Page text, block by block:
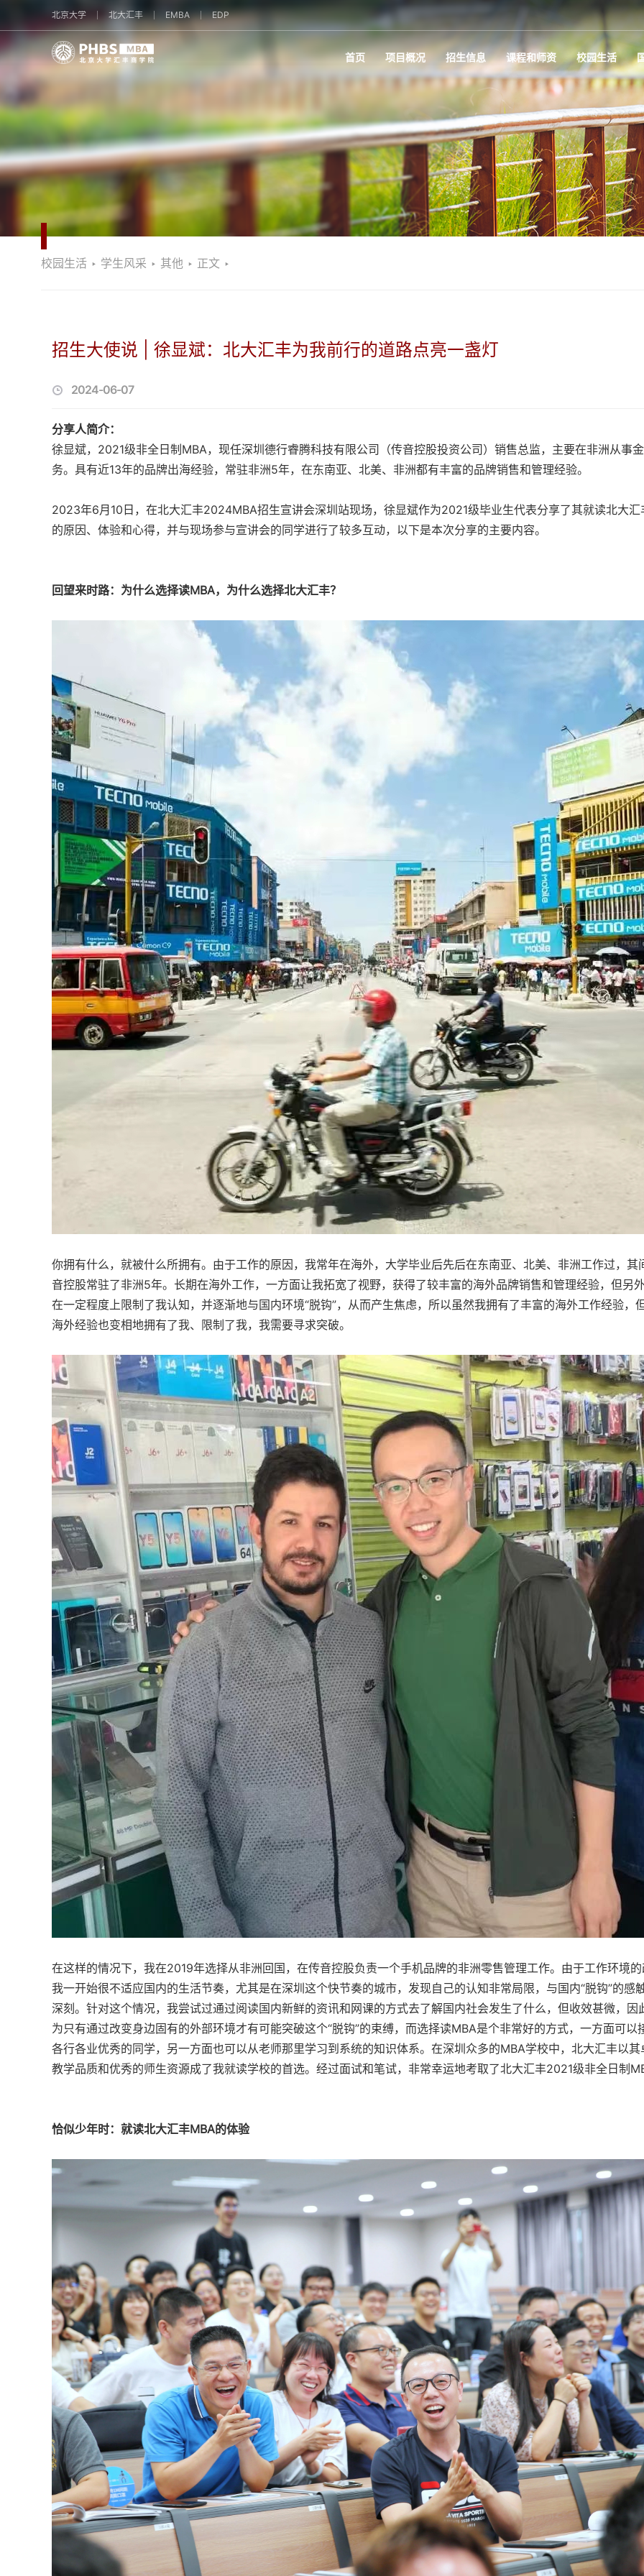
北京大学 北大汇丰 EMBA EDP
首页 项目概况 招生信息 课程和师资 校园生活
校园生活 ‣ 学生风采 ‣ 其他 ‣ 正文 ‣
招生大使说 | 徐显斌：北大汇丰为我前行的道路点亮一盏灯
2024-06-07
分享人简介：
徐显斌，2021级非全日制MBA，现任深圳德行睿腾科技有限公司（传音控股投资公司）销售总监，主要在非洲从事
务。具有近13年的品牌出海经验，常驻非洲5年，在东南亚、北美、非洲都有丰富的品牌销售和管理经验。
2023年6月10日，在北大汇丰2024MBA招生宣讲会深圳站现场，徐显斌作为2021级毕业生代表分享了其就读北大汇
的原因、体验和心得，并与现场参与宣讲会的同学进行了较多互动，以下是本次分享的主要内容。
回望来时路：为什么选择读MBA，为什么选择北大汇丰？
你拥有什么，就被什么所拥有。由于工作的原因，我常年在海外，大学毕业后先后在东南亚、北美、非洲工作过，其
音控股常驻了非洲5年。长期在海外工作，一方面让我拓宽了视野，获得了较丰富的海外品牌销售和管理经验，但另
在一定程度上限制了我认知，并逐渐地与国内环境“脱钩”，从而产生焦虑，所以虽然我拥有了丰富的海外工作经验，
海外经验也变相地拥有了我、限制了我，我需要寻求突破。
在这样的情况下，我在2019年选择从非洲回国，在传音控股负责一个手机品牌的非洲零售管理工作。由于工作环境
我一开始很不适应国内的生活节奏，尤其是在深圳这个快节奏的城市，发现自己的认知非常局限，与国内“脱钩”的感
深刻。针对这个情况，我尝试过通过阅读国内新鲜的资讯和网课的方式去了解国内社会发生了什么，但收效甚微，因
为只有通过改变身边固有的外部环境才有可能突破这个“脱钩”的束缚，而选择读MBA是个非常好的方式，一方面可以
各行各业优秀的同学，另一方面也可以从老师那里学习到系统的知识体系。在深圳众多的MBA学校中，北大汇丰以其
教学品质和优秀的师生资源成了我就读学校的首选。经过面试和笔试，非常幸运地考取了北大汇丰2021级非全日制
恰似少年时：就读北大汇丰MBA的体验